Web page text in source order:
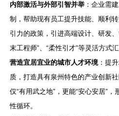
内部激活与外部引智并举 ：企业需
制，帮助现有员工提升技能、顺利
引力的政策，引进高端设计、研发
末工程师”、“柔性引才”等灵活方式
营造宜居宜业的城市人才环境：提
质，打造具有泉州特色的产业创新
仅“有用武之地”，更能“安心安居”，
性循环。